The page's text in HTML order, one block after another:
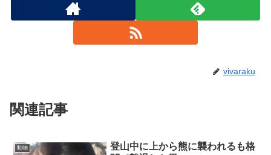
vivaraku
関連記事
動物
登山中に上から熊に襲われるも格